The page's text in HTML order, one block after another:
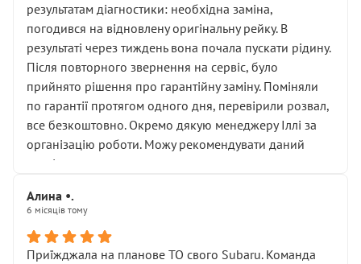
результатам діагностики: необхідна заміна,
погодився на відновлену оригінальну рейку. В
результаті через тиждень вона почала пускати рідину.
Після повторного звернення на сервіс, було
прийнято рішення про гарантійну заміну. Поміняли
по гарантії протягом одного дня, перевірили розвал,
все безкоштовно. Окремо дякую менеджеру Іллі за
організацію роботи. Можу рекомендувати даний
сервіс.
Алина •.
6 місяців тому
Приїжджала на планове ТО свого Subaru. Команда